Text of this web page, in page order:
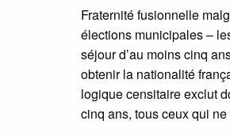
Fraternité fusionnelle
élections municipales –
séjour d’au moins cinq
obtenir la nationalité
logique censitaire exclut
cinq ans, tous ceux qui